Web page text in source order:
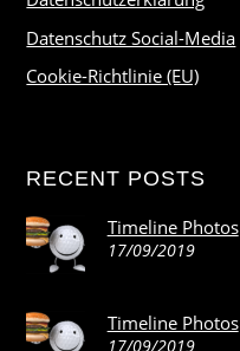
Datenschutz Social-Media
Cookie-Richtlinie (EU)
RECENT POSTS
Timeline Photos
17/09/2019
Timeline Photos
17/09/2019